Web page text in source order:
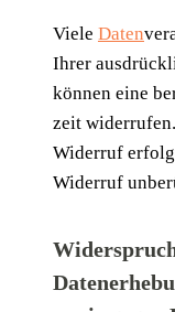
Vie­le Daten
Ihrer
kön­nen eine
zeit
Wider­ruf
Wider­ruf